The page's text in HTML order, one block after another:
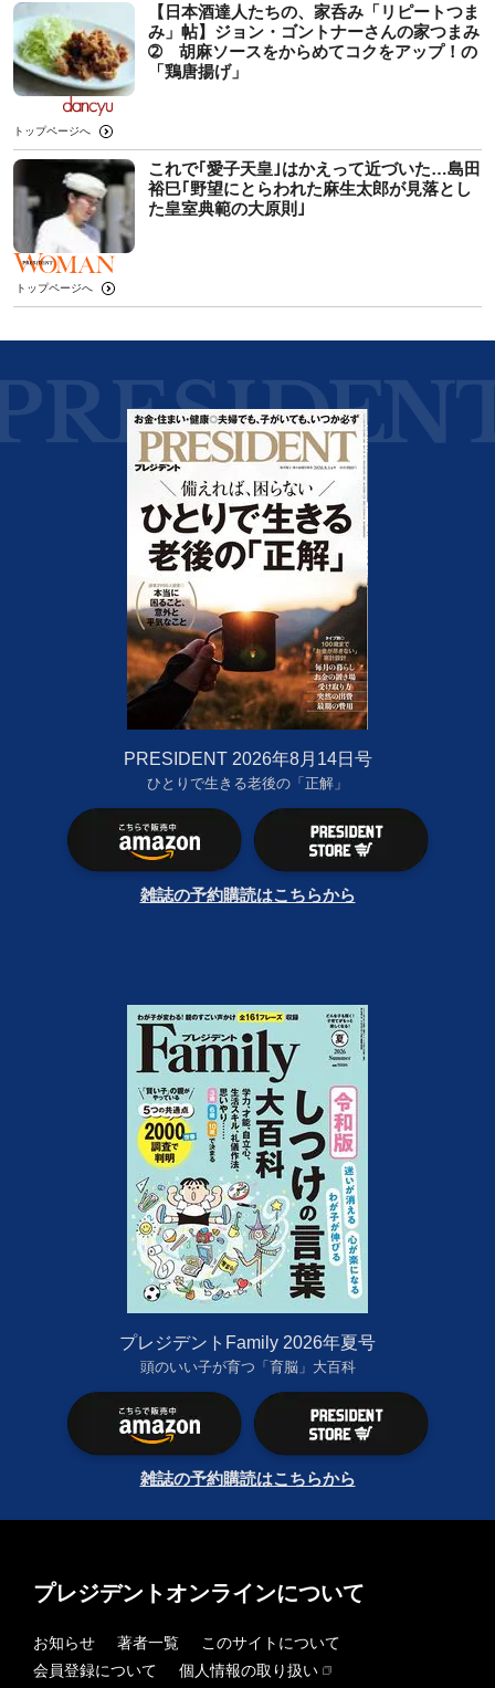
【日本酒達人たちの、家呑み「リピートつま
み」帖】ジョン・ゴントナーさんの家つまみ
➁ 胡麻ソースをからめてコクをアップ！の
「鶏唐揚げ」
トップページへ
これで｢愛子天皇｣はかえって近づいた…島田
裕巳｢野望にとらわれた麻生太郎が見落とし
た皇室典範の大原則｣
トップページへ
PRESIDENT 2026年8月14日号
ひとりで生きる老後の「正解」
雑誌の予約購読はこちらから
プレジデントFamily 2026年夏号
頭のいい子が育つ「育脳」大百科
雑誌の予約購読はこちらから
プレジデントオンラインについて
お知らせ 著者一覧
このサイトについて
会員登録について
個人情報の取り扱い